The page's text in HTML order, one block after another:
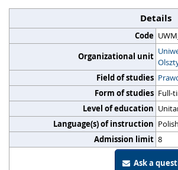
Details
Code
Organizational unit
Field of studies
Form of studies Full-
Level of education
Language(s) of instruction Polish
Admission limit 8
Ask a